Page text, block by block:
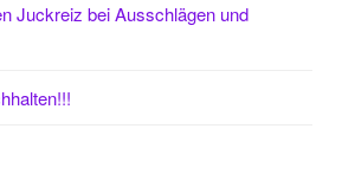
Juckreiz bei Ausschlägen und